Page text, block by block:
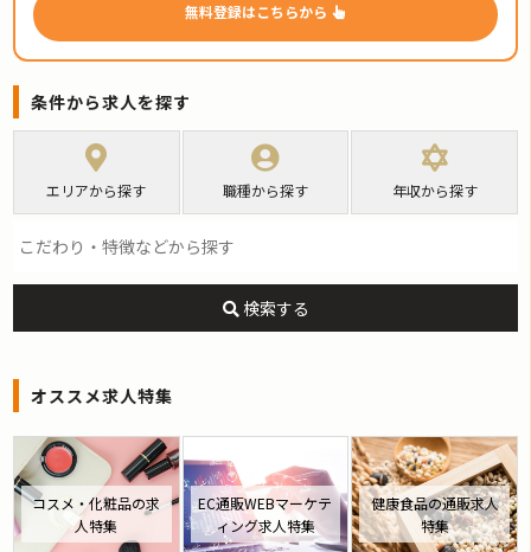
無料登録はこちらから
条件から求人を探す
エリアから探す 職種から探す 年収から探す
検索する
オススメ求人特集
コスメ・化粧品の求
人特集
EC通販WEBマーケテ
ィング求人特集
健康食品の通販求人
特集